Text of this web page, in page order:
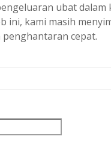
ubat
ini, kami masih
cepat.